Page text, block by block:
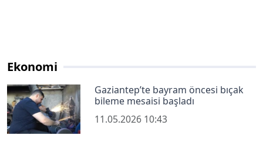
Ekonomi
Gaziantep’te bayram öncesi bıçak
bileme mesaisi başladı
11.05.2026 10:43